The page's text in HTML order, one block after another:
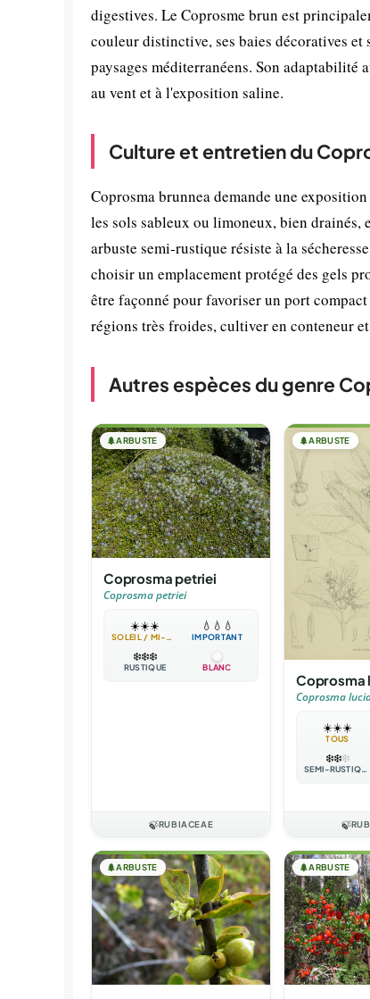
digestives. Le Coprosme brun est
couleur distinctive, ses baies décoratives
paysages méditerranéens. Son
au vent et à l'exposition saline.
Culture et entretien du
Coprosma brunnea demande une
les sols sableux ou limoneux, bien drainés,
arbuste semi-rustique résiste à la
choisir un emplacement protégé des gels
être façonné pour favoriser un port
régions très froides, cultiver en conteneur
Autres espèces du genre
🌲ARBUSTE
Coprosma petriei
Coprosma petriei
☀️☀️☀️
SOLEIL / MI-OMBRE
💧 💧 💧
IMPORTANT
❄️❄️❄️
RUSTIQUE BLANC
🍃RUBIACEAE
🌲ARBUSTE
Coprosma
Coprosma
☀️☀️☀️
TOUS
❄️❄️❄️
SEMI-RUSTIQUE
🍃
🌲ARBUSTE 🌲ARBUSTE